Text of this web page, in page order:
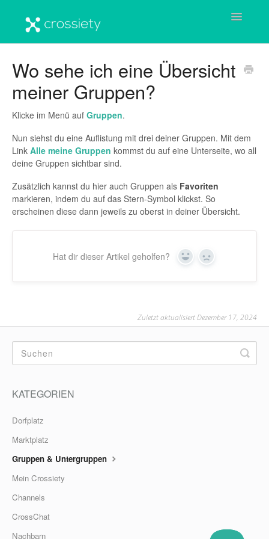
Toggle
Benutzerkonto
Crossiety-Plattform
Häufige Fragen & Antworten
Wo sehe ich eine Übersicht
meiner Gruppen?
Klicke im Menü auf Gruppen.
Nun siehst du eine Auflistung mit drei deiner Gruppen. Mit dem
Link Alle meine Gruppen kommst du auf eine Unterseite, wo all
deine Gruppen sichtbar sind.
Zusätzlich kannst du hier auch Gruppen als Favoriten
markieren, indem du auf das Stern-Symbol klickst. So
erscheinen diese dann jeweils zu oberst in deiner Übersicht.
Hat dir dieser Artikel geholfen? Yes No
Zuletzt aktualisiert Dezember 17, 2024
KATEGORIEN
Dorfplatz
Marktplatz
Gruppen & Untergruppen
Mein Crossiety
Channels
CrossChat
Nachbarn